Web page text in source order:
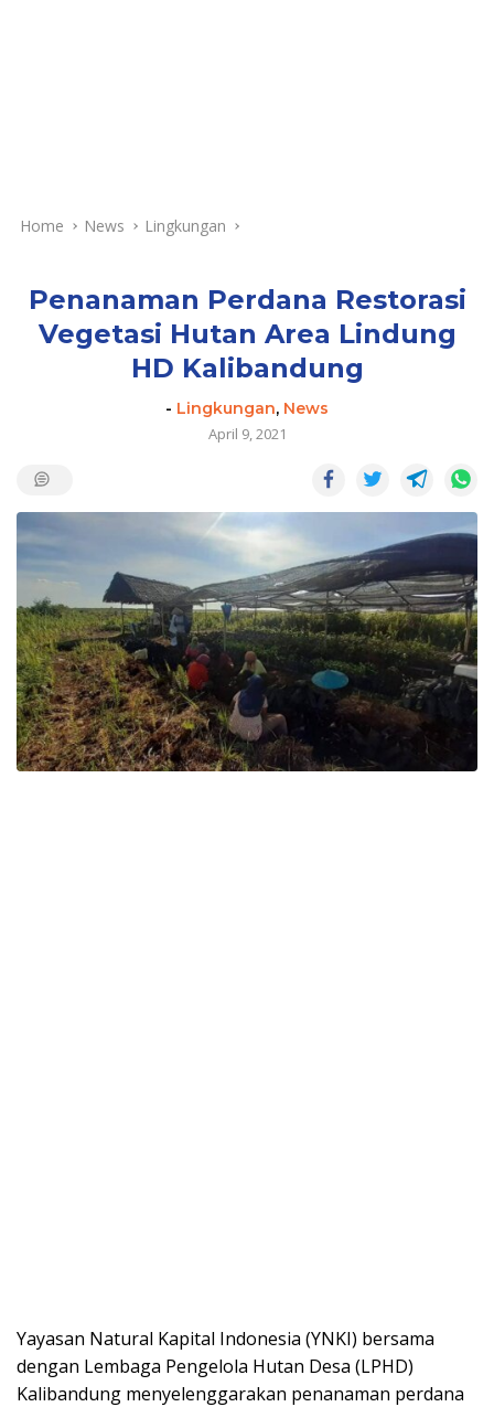
Home News Lingkungan
Penanaman Perdana Restorasi
Vegetasi Hutan Area Lindung
HD Kalibandung
- Lingkungan, News
April 9, 2021
Yayasan Natural Kapital Indonesia (YNKI) bersama
dengan Lembaga Pengelola Hutan Desa (LPHD)
Kalibandung menyelenggarakan penanaman perdana